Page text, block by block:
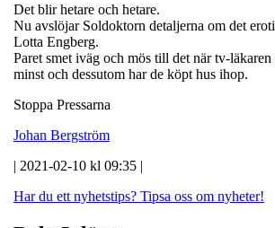
Det blir hetare och hetare.
Nu avslöjar Soldoktorn detaljerna om det
Lotta Engberg.
Paret smet iväg och mös till det när tv-läkaren
minst och dessutom har de köpt hus ihop.
Stoppa Pressarna
Johan Bergström
| 2021-02-10 kl 09:35 |
Har du ett nyhetstips? Tipsa oss om nyheter!